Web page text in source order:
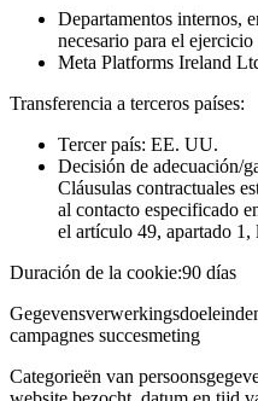
Departamentos internos,
necesario para el
Meta Platforms Ireland
Transferencia a terceros países:
Tercer país: EE. UU.
Decisión de adecuación/
Cláusulas contractuales
al contacto especificado
el artículo 49, apartado 1,
Duración de la cookie:90 días
campagnes succesmeting
Categorieën van